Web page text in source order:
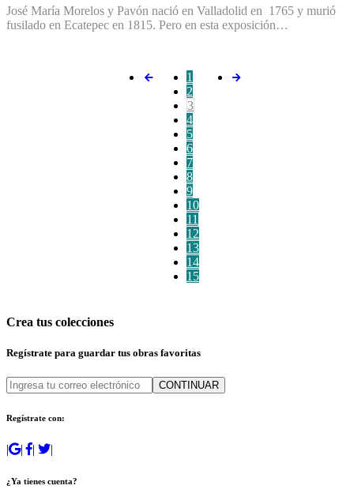
José María Morelos y Pavón nació en Valladolid en 1765 y murió
fusilado en Ecatepec en 1815. Pero en esta exposición…
1
2
3
4
5
6
7
8
9
10
11
12
13
14
15
Crea tus colecciones
Regístrate para guardar tus obras favoritas
CONTINUAR
Regístrate con:
| | | |
¿Ya tienes cuenta?